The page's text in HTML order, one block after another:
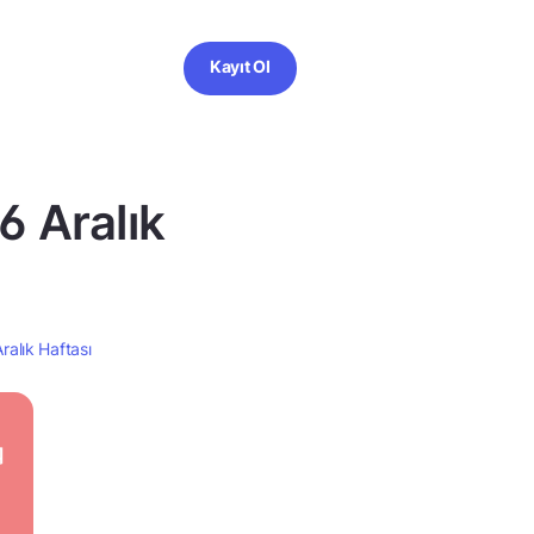
Kayıt Ol
Aralık
Haftası